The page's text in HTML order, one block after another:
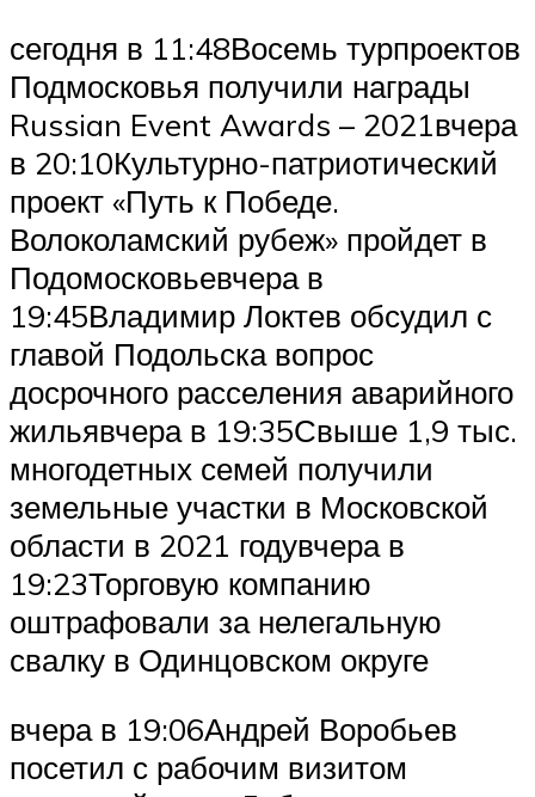
сегодня в 11:48Восемь турпроектов
Подмосковья получили награды
Russian Event Awards – 2021вчера
в 20:10Культурно-патриотический
проект «Путь к Победе.
Волоколамский рубеж» пройдет в
Подомосковьевчера в
19:45Владимир Локтев обсудил с
главой Подольска вопрос
досрочного расселения аварийного
жильявчера в 19:35Свыше 1,9 тыс.
многодетных семей получили
земельные участки в Московской
области в 2021 годувчера в
19:23Торговую компанию
оштрафовали за нелегальную
свалку в Одинцовском округе
вчера в 19:06Андрей Воробьев
посетил с рабочим визитом